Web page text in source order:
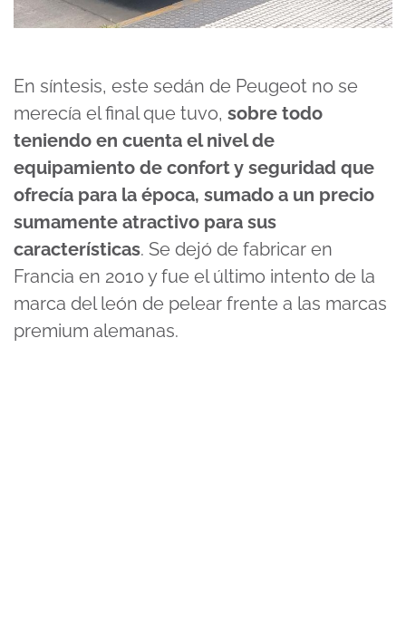
En síntesis, este sedán de Peugeot no se
merecía el final que tuvo, sobre todo
teniendo en cuenta el nivel de
equipamiento de confort y seguridad que
ofrecía para la época, sumado a un precio
sumamente atractivo para sus
características. Se dejó de fabricar en
Francia en 2010 y fue el último intento de la
marca del león de pelear frente a las marcas
premium alemanas.